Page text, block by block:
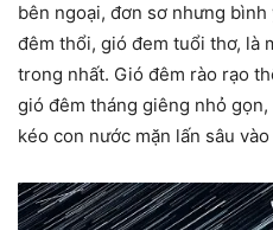
bên ngoại, đơn sơ nhưng
đêm thổi, gió đem tuổi thơ, là
trong nhất. Gió đêm rào rạo
gió đêm tháng giêng nhỏ
kéo con nước mặn lấn sâu